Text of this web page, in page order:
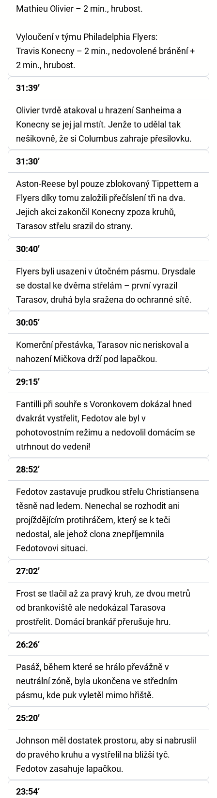
Mathieu Olivier – 2 min., hrubost.
Vyloučení v týmu Philadelphia Flyers:
Travis Konecny – 2 min., nedovolené bránění +
2 min., hrubost.
31:39’
Olivier tvrdě atakoval u hrazení Sanheima a
Konecny se jej jal mstít. Jenže to udělal tak
nešikovně, že si Columbus zahraje přesilovku.
31:30’
Aston-Reese byl pouze zblokovaný Tippettem a
Flyers díky tomu založili přečíslení tři na dva.
Jejich akci zakončil Konecny zpoza kruhů,
Tarasov střelu srazil do strany.
30:40’
Flyers byli usazeni v útočném pásmu. Drysdale
se dostal ke dvěma střelám – první vyrazil
Tarasov, druhá byla sražena do ochranné sítě.
30:05’
Komerční přestávka, Tarasov nic neriskoval a
nahození Mičkova drží pod lapačkou.
29:15’
Fantilli při souhře s Voronkovem dokázal hned
dvakrát vystřelit, Fedotov ale byl v
pohotovostním režimu a nedovolil domácím se
utrhnout do vedení!
28:52’
Fedotov zastavuje prudkou střelu Christiansena
těsně nad ledem. Nenechal se rozhodit ani
projíždějícím protihráčem, který se k teči
nedostal, ale jehož clona znepříjemnila
Fedotovovi situaci.
27:02’
Frost se tlačil až za pravý kruh, ze dvou metrů
od brankoviště ale nedokázal Tarasova
prostřelit. Domácí brankář přerušuje hru.
26:26’
Pasáž, během které se hrálo převážně v
neutrální zóně, byla ukončena ve středním
pásmu, kde puk vyletěl mimo hřiště.
25:20’
Johnson měl dostatek prostoru, aby si nabruslil
do pravého kruhu a vystřelil na bližší tyč.
Fedotov zasahuje lapačkou.
23:54’